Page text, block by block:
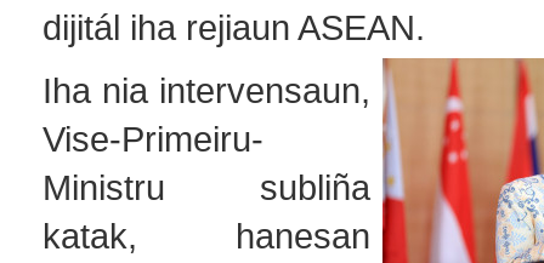
dijitál iha rejiaun ASEAN.
Iha nia intervensaun,
Vise-Primeiru-
Ministru subliña
katak, hanesan